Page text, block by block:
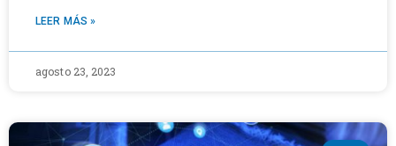
LEER MÁS »
agosto 23, 2023